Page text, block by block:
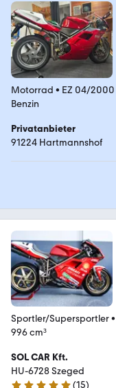
Motorrad • EZ 04/2000
Benzin
Privatanbieter
91224 Hartmannshof
Sportler/Supersportler•
996 cm³
SOL CAR Kft.
HU-6728 Szeged
(15)